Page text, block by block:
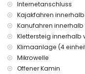
Zentralheizung
Einrichtungen und
Zusatzbett und
Unterhaltung und
Jávea, Costa Blanca
Internetanschluss
Kajakfahren
Kanufahren innerhalb
Klettersteig innerhalb
Klimaanlage (4
Mikrowelle
Offener Kamin